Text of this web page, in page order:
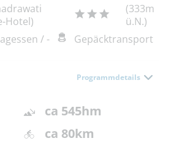
Hotel)
(333m
ü.N.)
/ -
Gepäcktransport
Programmdetails
ca 545hm
ca 80km